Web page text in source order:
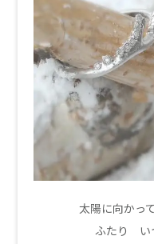
太陽に向かっ
ふたり い